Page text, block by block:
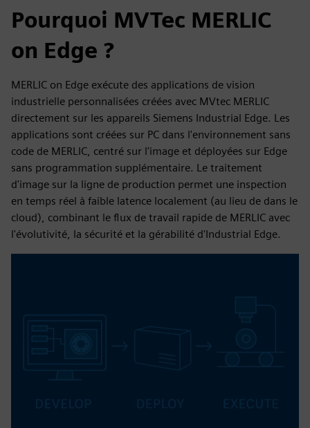
Pourquoi MVTec MERLIC
on Edge ?
MERLIC on Edge exécute des applications de vision
industrielle personnalisées créées avec MVtec MERLIC
directement sur les appareils Siemens Industrial Edge. Les
applications sont créées sur PC dans l'environnement sans
code de MERLIC, centré sur l'image et déployées sur Edge
sans programmation supplémentaire. Le traitement
d'image sur la ligne de production permet une inspection
en temps réel à faible latence localement (au lieu de dans le
cloud), combinant le flux de travail rapide de MERLIC avec
l'évolutivité, la sécurité et la gérabilité d'Industrial Edge.